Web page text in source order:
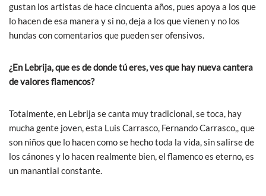
gustan los artistas de hace cincuenta años, pues apoya a los que
lo hacen de esa manera y si no, deja a los que vienen y no los
hundas con comentarios que pueden ser ofensivos.
¿En Lebrija, que es de donde tú eres, ves que hay nueva cantera
de valores flamencos?
Totalmente, en Lebrija se canta muy tradicional, se toca, hay
mucha gente joven, esta Luis Carrasco, Fernando Carrasco,, que
son niños que lo hacen como se hecho toda la vida, sin salirse de
los cánones y lo hacen realmente bien, el flamenco es eterno, es
un manantial constante.